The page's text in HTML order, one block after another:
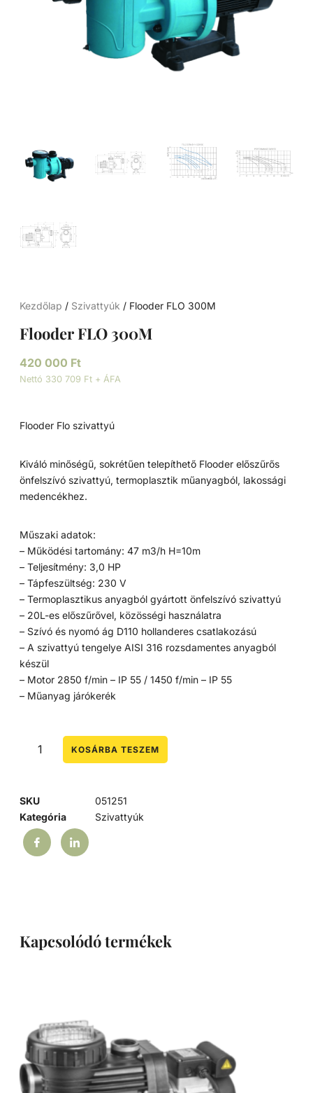
Kezdőlap / Szivattyúk / Flooder FLO 300M
Flooder FLO 300M
420 000 Ft
Nettó 330 709 Ft + ÁFA
Flooder Flo szivattyú
Kiváló minőségű, sokrétűen telepíthető Flooder előszűrős
önfelszívó szivattyú, termoplasztik műanyagból, lakossági
medencékhez.
Műszaki adatok:
– Működési tartomány: 47 m3/h H=10m
– Teljesítmény: 3,0 HP
– Tápfeszültség: 230 V
– Termoplasztikus anyagból gyártott önfelszívó szivattyú
– 20L-es előszűrővel, közösségi használatra
– Szívó és nyomó ág D110 hollanderes csatlakozású
– A szivattyú tengelye AISI 316 rozsdamentes anyagból
készül
– Motor 2850 f/min – IP 55 / 1450 f/min – IP 55
– Műanyag járókerék
KOSÁRBA TESZEM
SKU
051251
Kategória
Szivattyúk
Kapcsolódó termékek